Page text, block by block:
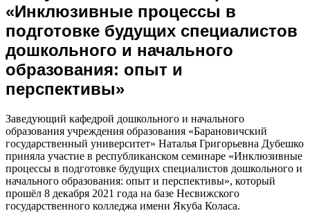
«Инклюзивные процессы в
подготовке будущих специалистов
дошкольного и начального
образования: опыт и
перспективы»
Заведующий кафедрой дошкольного и начального
образования учреждения образования «Барановичский
государственный университет» Наталья Григорьевна Дубешко
приняла участие в республиканском семинаре «Инклюзивные
процессы в подготовке будущих специалистов дошкольного и
начального образования: опыт и перспективы», который
прошёл 8 декабря 2021 года на базе Несвижского
государственного колледжа имени Якуба Коласа.